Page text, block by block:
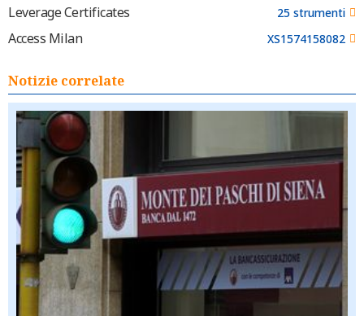
Leverage Certificates 25 strumenti
Access Milan XS1574158082
Notizie correlate